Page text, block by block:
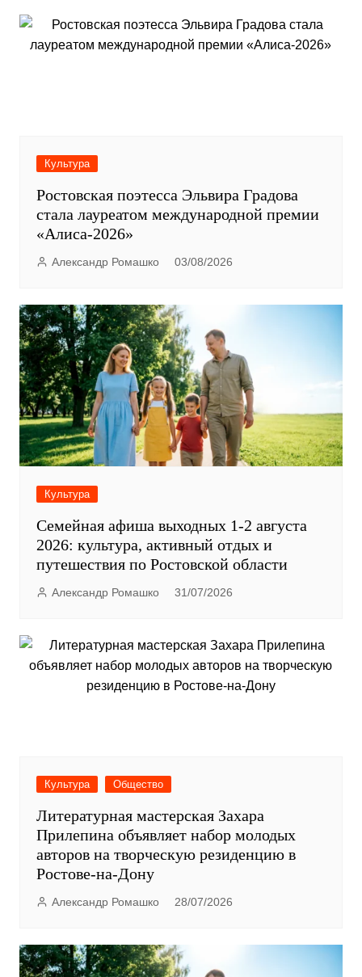
Культура
Ростовская поэтесса Эльвира Градова
стала лауреатом международной премии
«Алиса-2026»
Александр Ромашко 03/08/2026
Культура
Семейная афиша выходных 1-2 августа
2026: культура, активный отдых и
путешествия по Ростовской области
Александр Ромашко 31/07/2026
Культура Общество
Литературная мастерская Захара
Прилепина объявляет набор молодых
авторов на творческую резиденцию в
Ростове-на-Дону
Александр Ромашко 28/07/2026